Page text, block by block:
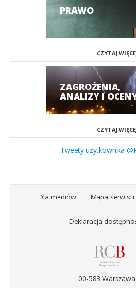
PRAWO
CZYTAJ
ZAGROŻENIA,
ANALIZY I
CZYTAJ
Tweety użytkownika
Dla mediów Mapa serwisu
Deklaracja
00-583 Warszawa